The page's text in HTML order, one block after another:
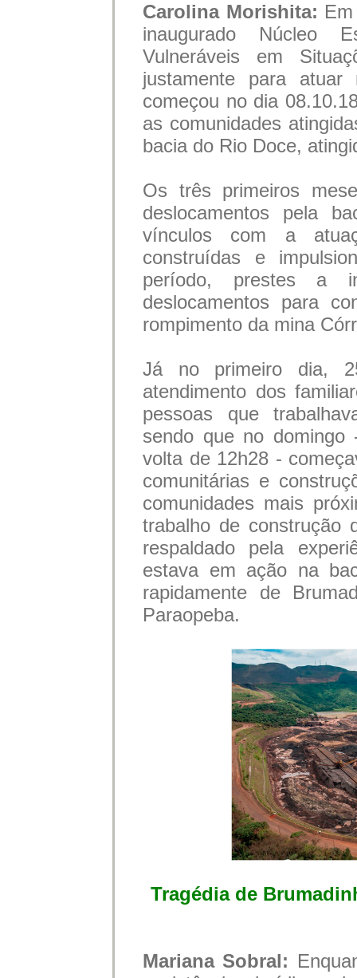
Carolina Morishita:
inaugurado Núcleo
Vulneráveis em
justamente para
começou no dia
as comunidades
bacia do Rio Doce,
Os três primeiros
deslocamentos pela
vínculos com a
construídas e
período, prestes a
deslocamentos para
rompimento da mina
Já no primeiro dia,
atendimento dos
pessoas que
sendo que no
volta de 12h28 -
comunitárias e
comunidades mais
trabalho de construção
respaldado pela
estava em ação na
rapidamente de
Paraopeba.
Tragédia de
Mariana Sobral: